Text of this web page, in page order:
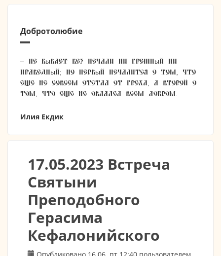
Добротолюбие
– Не бывает без печали ни грешный ни
праведный; но первый печалится о том, что
еще не совсем отстал от греха, а второй о
том, что еще не овладел всем добром.
Илия Екдик
17.05.2023 Встреча
Святыни
Преподобного
Герасима
Кефалонийского